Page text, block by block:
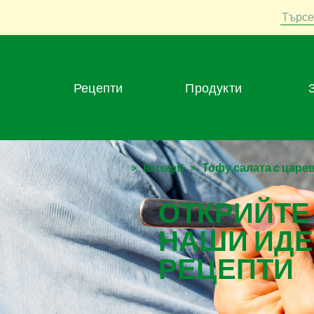
Рецепти Продукти
> Retsepti > Тофу салата с
НАШИ
РЕЦЕПТИ